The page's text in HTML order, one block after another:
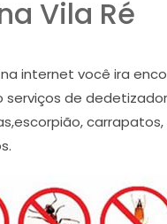
Vila Ré
internet você ira
de